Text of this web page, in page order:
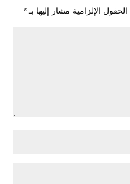
الحقول الإلزامية مشار إليها بـ*